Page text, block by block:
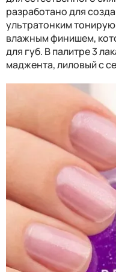
разработано для
ультратонким
влажным финишем,
для губ. В палитре 3
маджента, лиловый с